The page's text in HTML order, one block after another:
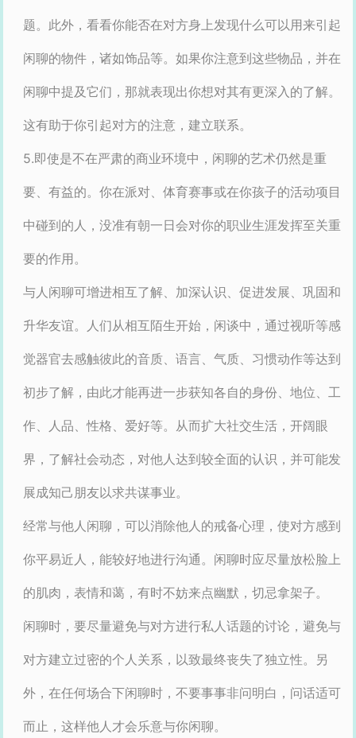
题。此外，看看你能否在对方身上发现什么可以用来引起
闲聊的物件，诸如饰品等。如果你注意到这些物品，并在
闲聊中提及它们，那就表现出你想对其有更深入的了解。
这有助于你引起对方的注意，建立联系。
5.即使是不在严肃的商业环境中，闲聊的艺术仍然是重
要、有益的。你在派对、体育赛事或在你孩子的活动项目
中碰到的人，没准有朝一日会对你的职业生涯发挥至关重
要的作用。
与人闲聊可增进相互了解、加深认识、促进发展、巩固和
升华友谊。人们从相互陌生开始，闲谈中，通过视听等感
觉器官去感触彼此的音质、语言、气质、习惯动作等达到
初步了解，由此才能再进一步获知各自的身份、地位、工
作、人品、性格、爱好等。从而扩大社交生活，开阔眼
界，了解社会动态，对他人达到较全面的认识，并可能发
展成知己朋友以求共谋事业。
经常与他人闲聊，可以消除他人的戒备心理，使对方感到
你平易近人，能较好地进行沟通。闲聊时应尽量放松脸上
的肌肉，表情和蔼，有时不妨来点幽默，切忌拿架子。
闲聊时，要尽量避免与对方进行私人话题的讨论，避免与
对方建立过密的个人关系，以致最终丧失了独立性。另
外，在任何场合下闲聊时，不要事事非问明白，问话适可
而止，这样他人才会乐意与你闲聊。